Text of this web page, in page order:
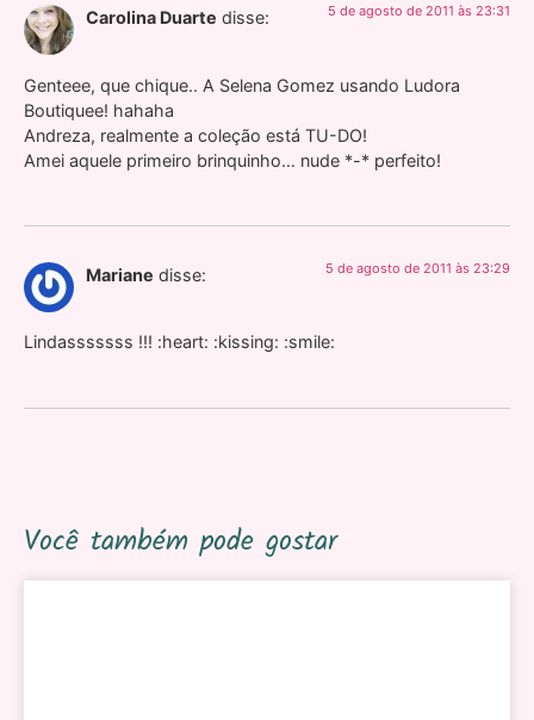
Carolina Duarte disse: 5 de agosto de 2011 às 23:31
Genteee, que chique.. A Selena Gomez usando Ludora
Boutiquee! hahaha
Andreza, realmente a coleção está TU-DO!
Amei aquele primeiro brinquinho… nude *-* perfeito!
Mariane disse: 5 de agosto de 2011 às 23:29
Lindasssssss !!! :heart: :kissing: :smile:
Você também pode gostar